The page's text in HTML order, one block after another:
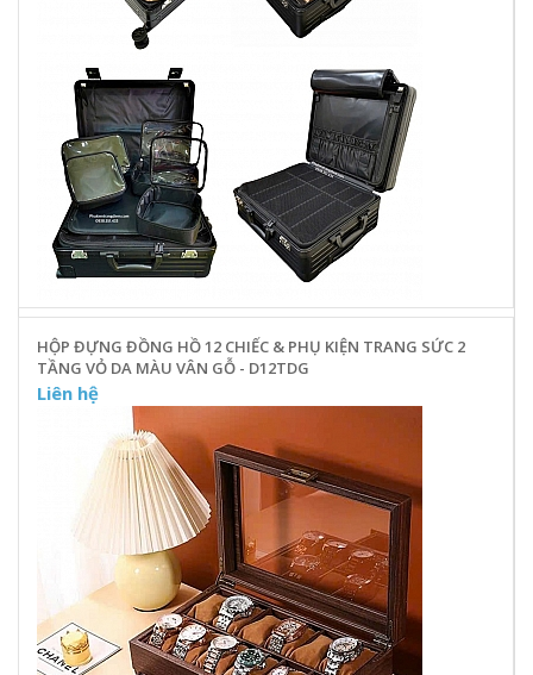
HỘP ĐỰNG ĐỒNG HỒ 12 CHIẾC & PHỤ KIỆN TRANG SỨC 2
TẦNG VỎ DA MÀU VÂN GỖ - D12TDG
Liên hệ